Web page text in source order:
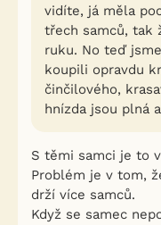
vidíte, já měla
třech samců, tak
ruku. No teď
koupili opravdu
činčilového,
hnízda jsou plná
S těmi samci je to
Problém je v tom,
drží více samců.
Když se samec